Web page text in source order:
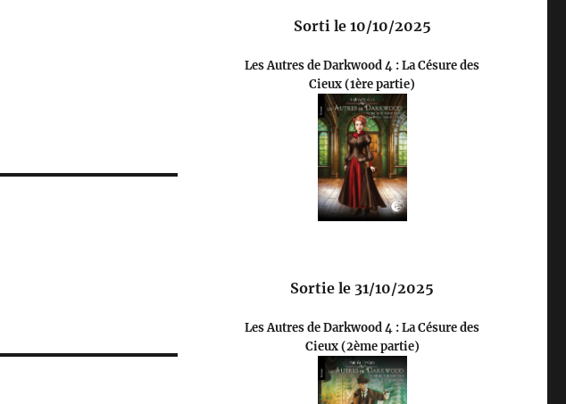
Sorti le 10/10/2025
Les Autres de Darkwood 4 : La Césure des
Cieux (1ère partie)
Sortie le 31/10/2025
Les Autres de Darkwood 4 : La Césure des
Cieux (2ème partie)